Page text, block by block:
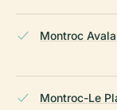
Montroc
Montroc-Le